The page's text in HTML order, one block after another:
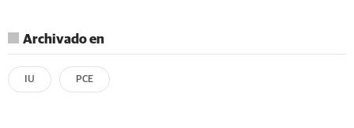
Archivado en
IU PCE